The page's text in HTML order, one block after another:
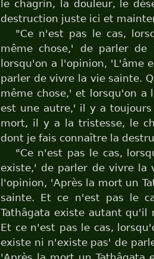
le chagrin, la douleur, le
destruction juste ici et
"Ce n'est pas le cas,
même chose,' de parler
lorsqu'on a l'opinion, 'L'âme
parler de vivre la vie sainte.
même chose,' et lorsqu'on a
est une autre,' il y a
mort, il y a la tristesse, le
dont je fais connaître la
"Ce n'est pas le cas,
existe,' de parler de vivre la
l'opinion, 'Après la mort un
sainte. Et ce n'est pas le
Tathâgata existe autant
Et ce n'est pas le cas,
existe ni n'existe pas' de